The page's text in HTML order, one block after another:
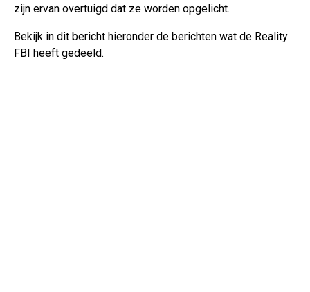
zijn ervan overtuigd dat ze worden opgelicht.
Bekijk in dit bericht hieronder de berichten wat de Reality
FBI heeft gedeeld.